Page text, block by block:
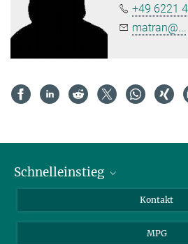
+49 6221
matran@...
Schnelleinstieg
Wissenschaftler*innen
Kontakt
MPG